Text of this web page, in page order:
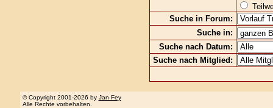
Suche in Forum:
Suche in:
Suche nach Datum:
Suche nach Mitglied:
© Copyright 2001-2026 by Jan Fey
Alle Rechte vorbehalten.